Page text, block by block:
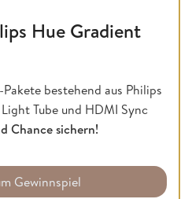
Hue Gradient
bestehend aus Philips
Tube und HDMI Sync
Chance sichern!
Gewinnspiel